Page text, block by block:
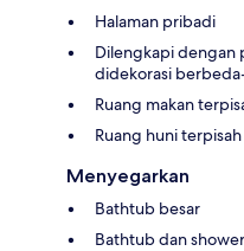
Halaman pribadi
Dilengkapi
didekorasi
Ruang makan
Ruang huni terpisah
Menyegarkan
Bathtub besar
Bathtub dan